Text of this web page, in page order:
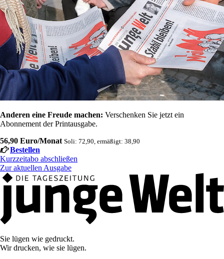
Anderen eine Freude machen: Verschenken Sie jetzt ein
Abonnement der Printausgabe.
56,90 Euro/Monat Soli: 72,90, ermäßigt: 38,90
Bestellen
Kurzzeitabo abschließen
Zur aktuellen Ausgabe
Sie lügen wie gedruckt.
Wir drucken, wie sie lügen.